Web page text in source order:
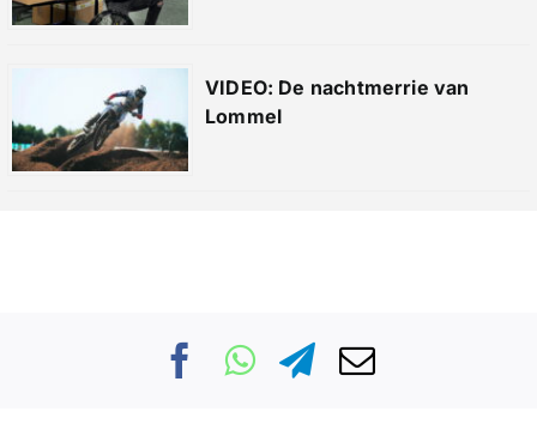
VIDEO: De nachtmerrie van
Lommel